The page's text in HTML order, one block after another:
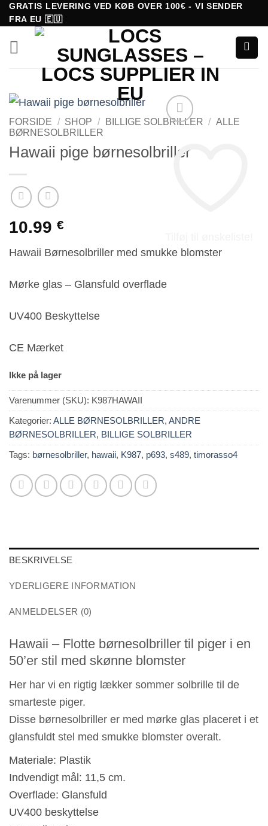
Fortsæt
til
indhold
GRATIS LEVERING VED KØB OVER 100€ - VI SENDER
FRA EU 🇪🇺
FORSIDE / SHOP / BILLIGE SOLBRILLER / ALLE
BØRNESOLBRILLER
Hawaii pige børnesolbriller
10.99 €
Hawaii Børnesolbriller med smukke blomster
Mørke glas – Glansfuld overflade
UV400 Beskyttelse
CE Mærket
Ikke på lager
Varenummer (SKU): K987HAWAII
Kategorier: ALLE BØRNESOLBRILLER, ANDRE
BØRNESOLBRILLER, BILLIGE SOLBRILLER
Tags: børnesolbriller, hawaii, K987, p693, s489, timorasso4
BESKRIVELSE
YDERLIGERE INFORMATION
ANMELDELSER (0)
Hawaii – Flotte børnesolbriller til piger i en
50’er stil med skønne blomster
Her har vi en rigtig lækker sommer solbrille til de
smarteste piger.
Disse børnesolbriller er med mørke glas placeret i et
glansfuldt stel med smukke blomster overalt.
Materiale: Plastik
Indvendigt mål: 11,5 cm.
Overflade: Glansfuld
UV400 beskyttelse